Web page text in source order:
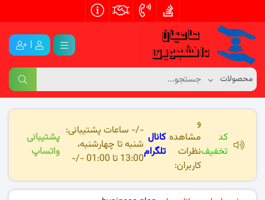
|
کد
تخفیف
و
مشاهده
نظرات
کاربران:
کانال
تلگرام
-/- ساعات پشتیبانی:
شنبه تا چهارشنبه،
13:00 تا 01:00 -/-
پشتیبانی
واتساپ